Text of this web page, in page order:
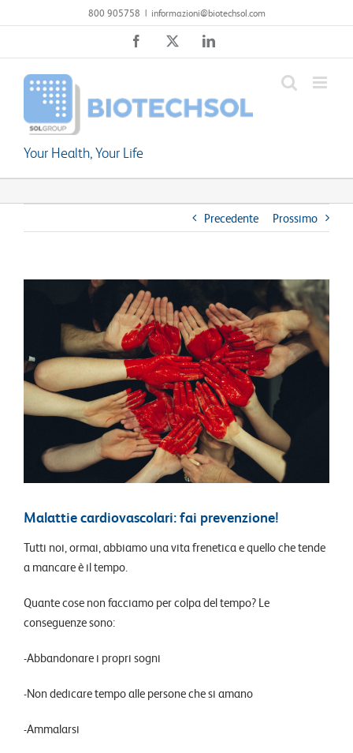
al
800 905758 | informazioni@biotechsol.com
Facebook LinkedIn
Your Health, Your Life
Precedente Prossimo
Malattie cardiovascolari: fai prevenzione!
Tutti noi, ormai, abbiamo una vita frenetica e quello che tende
a mancare è il tempo.
Quante cose non facciamo per colpa del tempo? Le
conseguenze sono:
-Abbandonare i propri sogni
-Non dedicare tempo alle persone che si amano
-Ammalarsi